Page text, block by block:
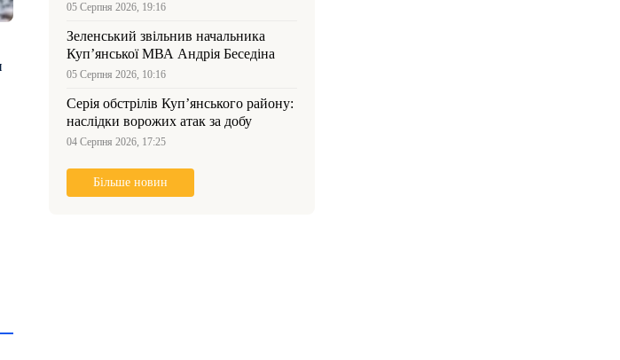
05 Серпня 2026, 19:16
Зеленський звільнив начальника
Купʼянської МВА Андрія Беседіна
05 Серпня 2026, 10:16
Серія обстрілів Куп’янського району:
наслідки ворожих атак за добу
04 Серпня 2026, 17:25
Більше новин